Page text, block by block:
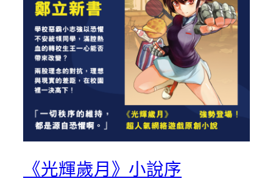
《光輝歲月》小說序